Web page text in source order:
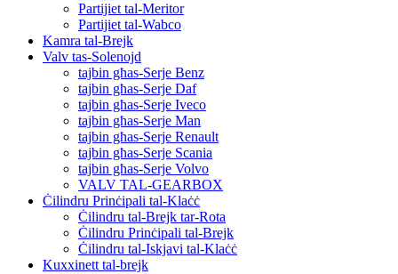
Partijiet tal-Meritor
Partijiet tal-Wabco
Kamra tal-Brejk
Valv tas-Solenojd
tajbin għas-Serje Benz
tajbin għas-Serje Daf
tajbin għas-Serje Iveco
tajbin għas-Serje Man
tajbin għas-Serje Renault
tajbin għas-Serje Scania
tajbin għas-Serje Volvo
VALV TAL-GEARBOX
Ċilindru Prinċipali tal-Klaċċ
Ċilindru tal-Brejk tar-Rota
Ċilindru Prinċipali tal-Brejk
Ċilindru tal-Iskjavi tal-Klaċċ
Kuxxinett tal-brejk